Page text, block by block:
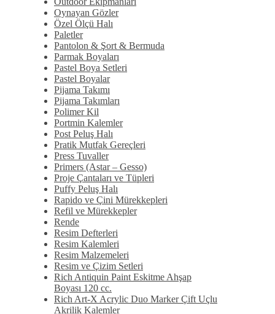
Oynayan Gözler
Özel Ölçü Halı
Paletler
Pantolon & Şort & Bermuda
Parmak Boyaları
Pastel Boya Setleri
Pastel Boyalar
Pijama Takımı
Pijama Takımları
Polimer Kil
Portmin Kalemler
Post Peluş Halı
Pratik Mutfak Gereçleri
Press Tuvaller
Primers (Astar – Gesso)
Proje Çantaları ve Tüpleri
Puffy Peluş Halı
Rapido ve Çini Mürekkepleri
Refil ve Mürekkepler
Rende
Resim Defterleri
Resim Kalemleri
Resim Malzemeleri
Resim ve Çizim Setleri
Rich Antiquin Paint Eskitme Ahşap
Boyası 120 cc.
Rich Art-X Acrylic Duo Marker Çift Uçlu
Akrilik Kalemler